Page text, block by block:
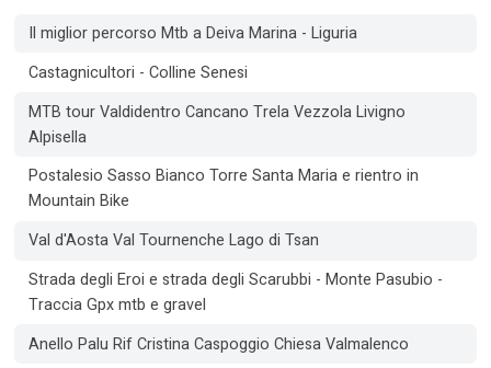
Il miglior percorso Mtb a Deiva Marina - Liguria
Castagnicultori - Colline Senesi
MTB tour Valdidentro Cancano Trela Vezzola Livigno
Alpisella
Postalesio Sasso Bianco Torre Santa Maria e rientro in
Mountain Bike
Val d'Aosta Val Tournenche Lago di Tsan
Strada degli Eroi e strada degli Scarubbi - Monte Pasubio -
Traccia Gpx mtb e gravel
Anello Palu Rif Cristina Caspoggio Chiesa Valmalenco